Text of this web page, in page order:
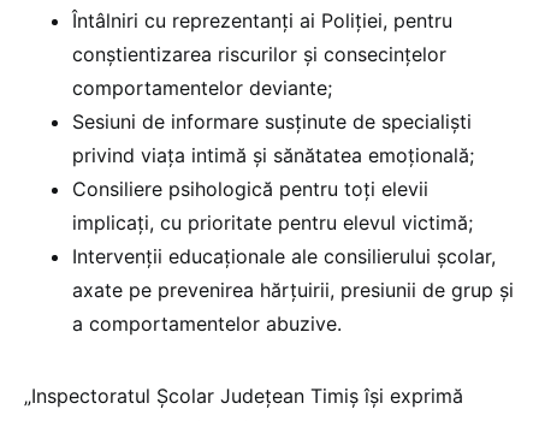
Întâlniri cu reprezentanți ai Poliției, pentru
conștientizarea riscurilor și consecințelor
comportamentelor deviante;
Sesiuni de informare susținute de specialiști
privind viața intimă și sănătatea emoțională;
Consiliere psihologică pentru toți elevii
implicați, cu prioritate pentru elevul victimă;
Intervenții educaționale ale consilierului școlar,
axate pe prevenirea hărțuirii, presiunii de grup și
a comportamentelor abuzive.
„Inspectoratul Școlar Județean Timiș își exprimă